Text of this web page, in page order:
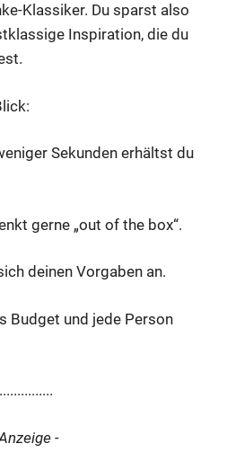
Klassiker. Du sparst also
Inspiration, die du
Sekunden erhältst du
gerne „out of the box“.
deinen Vorgaben an.
Budget und jede Person
...............
-